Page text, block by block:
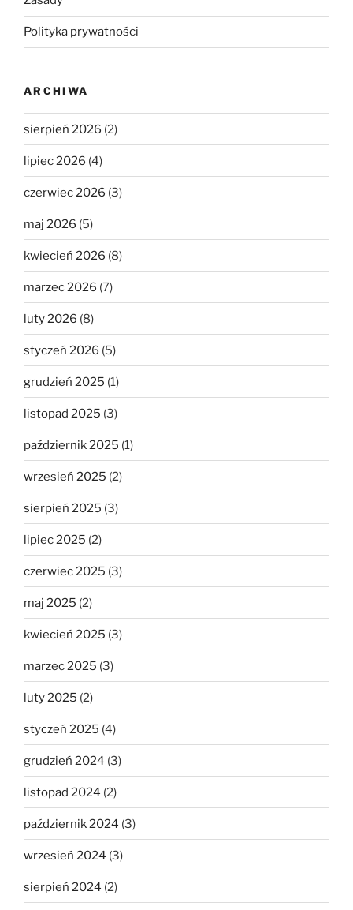
Polityka prywatności
ARCHIWA
sierpień 2026 (2)
lipiec 2026 (4)
czerwiec 2026 (3)
maj 2026 (5)
kwiecień 2026 (8)
marzec 2026 (7)
luty 2026 (8)
styczeń 2026 (5)
grudzień 2025 (1)
listopad 2025 (3)
październik 2025 (1)
wrzesień 2025 (2)
sierpień 2025 (3)
lipiec 2025 (2)
czerwiec 2025 (3)
maj 2025 (2)
kwiecień 2025 (3)
marzec 2025 (3)
luty 2025 (2)
styczeń 2025 (4)
grudzień 2024 (3)
listopad 2024 (2)
październik 2024 (3)
wrzesień 2024 (3)
sierpień 2024 (2)